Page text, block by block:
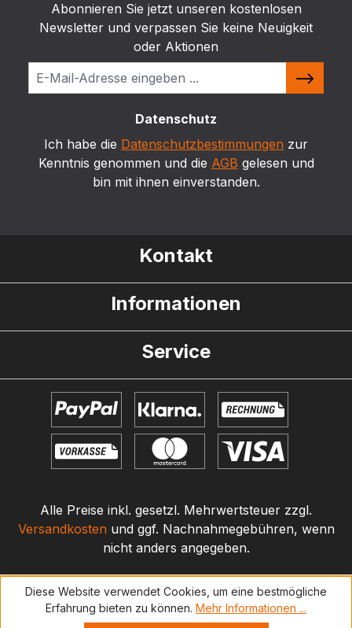
Abonnieren Sie jetzt unseren kostenlosen
Newsletter und verpassen Sie keine Neuigkeit
oder Aktionen
Datenschutz
Ich habe die Datenschutzbestimmungen zur
Kenntnis genommen und die AGB gelesen und
bin mit ihnen einverstanden.
Kontakt
Informationen
Service
Alle Preise inkl. gesetzl. Mehrwertsteuer zzgl.
Versandkosten und ggf. Nachnahmegebühren, wenn
nicht anders angegeben.
Diese Website verwendet Cookies, um eine bestmögliche
Erfahrung bieten zu können. Mehr Informationen ...